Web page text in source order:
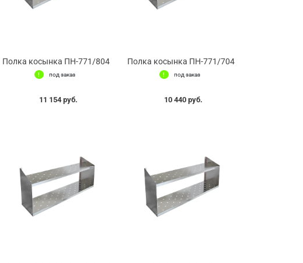
Полка косынка ПН-771/804
под заказ
11 154 руб.
Полка косынка ПН-771/704
под заказ
10 440 руб.